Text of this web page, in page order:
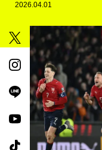
2026.04.01